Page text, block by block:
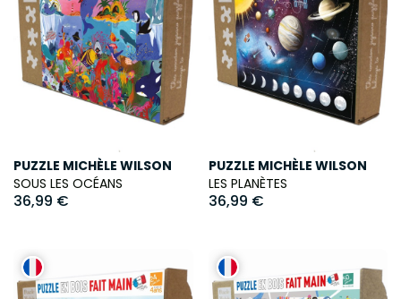
PUZZLE MICHÈLE WILSON
SOUS LES OCÉANS
36,99 €
PUZZLE MICHÈLE WILSON
LES PLANÈTES
36,99 €